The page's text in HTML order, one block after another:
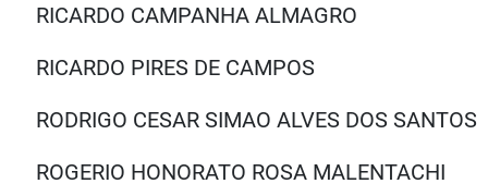
RICARDO CAMPANHA ALMAGRO
RICARDO PIRES DE CAMPOS
RODRIGO CESAR SIMAO ALVES DOS
ROGERIO HONORATO ROSA MALENTACHI